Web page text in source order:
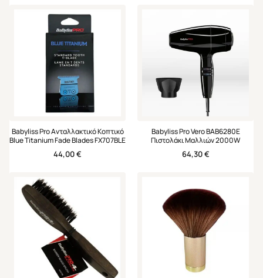
Babyliss Pro Ανταλλακτικό Κοπτικό
Blue Titanium Fade Blades FX707BLE
44,00€
Babyliss Pro Vero BAB6280Ε
Πιστολάκι Μαλλιών 2000W
64,30€